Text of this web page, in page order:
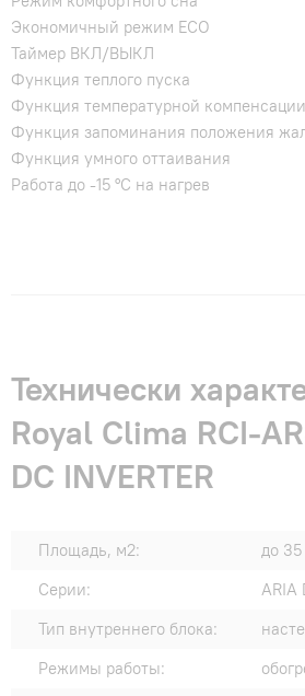
Экономичный режим ECO
Таймер ВКЛ/ВЫКЛ
Функция теплого пуска
Функция температурной
Функция запоминания положения
Функция умного оттаивания
Работа до -15 °C на нагрев
Технически
Royal Clima RCI-
DC INVERTER
Площадь, м2:
до 35
Серии:
ARIA
Тип внутреннего блока:
Режимы работы: